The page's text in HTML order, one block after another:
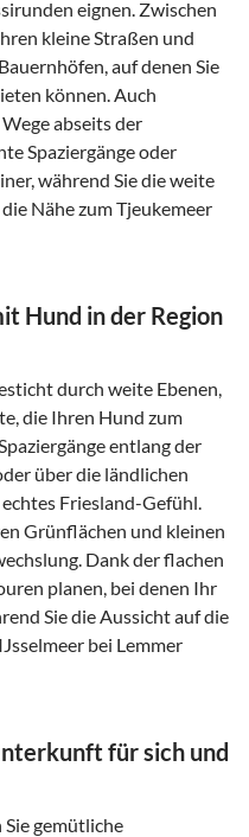
eignen. Zwischen
kleine Straßen und
auf denen Sie
können. Auch
abseits der
Spaziergänge oder
während Sie die weite
Nähe zum Tjeukemeer
Hund in der Region
durch weite Ebenen,
die Ihren Hund zum
entlang der
über die ländlichen
Friesland-Gefühl.
Grünflächen und kleinen
Dank der flachen
planen, bei denen Ihr
Sie die Aussicht auf die
bei Lemmer
für sich und
gemütliche